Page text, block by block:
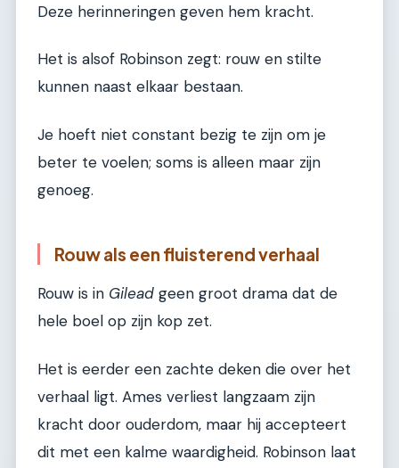
Deze herinneringen geven hem kracht.
Het is alsof Robinson zegt: rouw en stilte
kunnen naast elkaar bestaan.
Je hoeft niet constant bezig te zijn om je
beter te voelen; soms is alleen maar zijn
genoeg.
Rouw als een fluisterend verhaal
Rouw is in Gilead geen groot drama dat de
hele boel op zijn kop zet.
Het is eerder een zachte deken die over het
verhaal ligt. Ames verliest langzaam zijn
kracht door ouderdom, maar hij accepteert
dit met een kalme waardigheid. Robinson laat